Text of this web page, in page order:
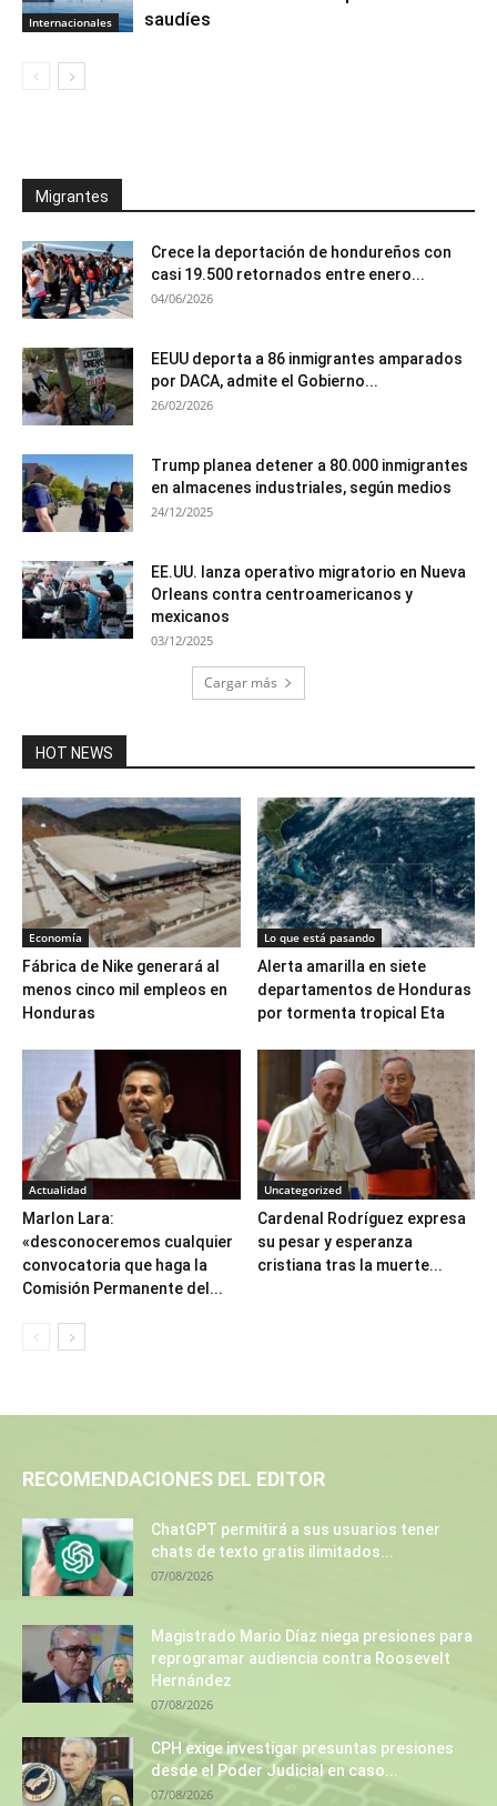
Internacionales
saudíes
Migrantes
Crece la deportación de hondureños con
casi 19.500 retornados entre enero...
04/06/2026
EEUU deporta a 86 inmigrantes amparados
por DACA, admite el Gobierno...
26/02/2026
Trump planea detener a 80.000 inmigrantes
en almacenes industriales, según medios
24/12/2025
EE.UU. lanza operativo migratorio en Nueva
Orleans contra centroamericanos y
mexicanos
03/12/2025
Cargar más
HOT NEWS
Economía
Fábrica de Nike generará al
menos cinco mil empleos en
Honduras
Lo que está pasando
Alerta amarilla en siete
departamentos de Honduras
por tormenta tropical Eta
Actualidad
Marlon Lara:
«desconoceremos cualquier
convocatoria que haga la
Comisión Permanente del...
Uncategorized
Cardenal Rodríguez expresa
su pesar y esperanza
cristiana tras la muerte...
RECOMENDACIONES DEL EDITOR
ChatGPT permitirá a sus usuarios tener
chats de texto gratis ilimitados...
07/08/2026
Magistrado Mario Díaz niega presiones para
reprogramar audiencia contra Roosevelt
Hernández
07/08/2026
CPH exige investigar presuntas presiones
desde el Poder Judicial en caso...
07/08/2026